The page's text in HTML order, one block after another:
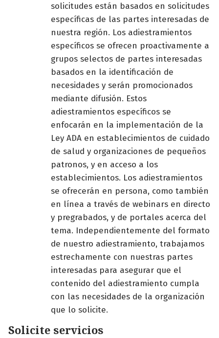
solicitudes están basados en solicitudes
específicas de las partes interesadas de
nuestra región. Los adiestramientos
específicos se ofrecen proactivamente a
grupos selectos de partes interesadas
basados en la identificación de
necesidades y serán promocionados
mediante difusión. Estos
adiestramientos específicos se
enfocarán en la implementación de la
Ley ADA en establecimientos de cuidado
de salud y organizaciones de pequeños
patronos, y en acceso a los
establecimientos. Los adiestramientos
se ofrecerán en persona, como también
en línea a través de webinars en directo
y pregrabados, y de portales acerca del
tema. Independientemente del formato
de nuestro adiestramiento, trabajamos
estrechamente con nuestras partes
interesadas para asegurar que el
contenido del adiestramiento cumpla
con las necesidades de la organización
que lo solicite.
Solicite servicios